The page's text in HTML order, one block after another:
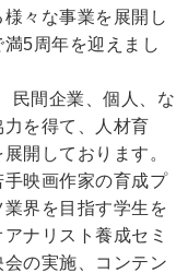
々な事業を展開し
5周年を迎えまし
民間企業、個人、な
を得て、人材育
開しております。
映画作家の育成プ
界を目指す学生を
ナリスト養成セミ
の実施、コンテン